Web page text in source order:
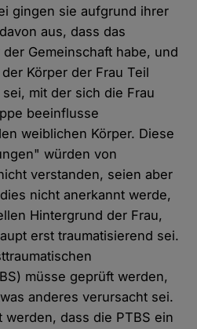
gingen sie aufgrund ihrer
aus, dass das
Gemeinschaft habe, und
Körper der Frau Teil
mit der sich die Frau
beeinflusse
weiblichen Körper. Diese
würden von
verstanden, seien aber
nicht anerkannt werde,
Hintergrund der Frau,
erst traumatisierend sei.
müsse geprüft werden,
anderes verursacht sei.
werden, dass die PTBS ein